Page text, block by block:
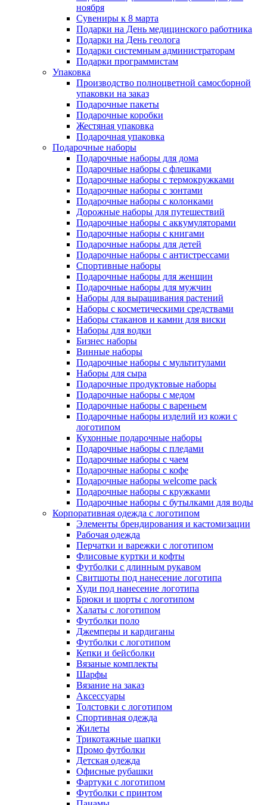
ноября
Сувениры к 8 марта
Подарки на День медицинского работника
Подарки на День геолога
Подарки системным администраторам
Подарки программистам
Упаковка
Производство полноцветной самосборной
упаковки на заказ
Подарочные пакеты
Подарочные коробки
Жестяная упаковка
Подарочная упаковка
Подарочные наборы
Подарочные наборы для дома
Подарочные наборы с флешками
Подарочные наборы с термокружками
Подарочные наборы с зонтами
Подарочные наборы с колонками
Дорожные наборы для путешествий
Подарочные наборы с аккумуляторами
Подарочные наборы с книгами
Подарочные наборы для детей
Подарочные наборы с антистрессами
Спортивные наборы
Подарочные наборы для женщин
Подарочные наборы для мужчин
Наборы для выращивания растений
Наборы с косметическими средствами
Наборы стаканов и камни для виски
Наборы для водки
Бизнес наборы
Винные наборы
Подарочные наборы с мультитулами
Наборы для сыра
Подарочные продуктовые наборы
Подарочные наборы с медом
Подарочные наборы с вареньем
Подарочные наборы изделий из кожи с
логотипом
Кухонные подарочные наборы
Подарочные наборы с пледами
Подарочные наборы с чаем
Подарочные наборы с кофе
Подарочные наборы welcome pack
Подарочные наборы с кружками
Подарочные наборы с бутылками для воды
Корпоративная одежда с логотипом
Элементы брендирования и кастомизации
Рабочая одежда
Перчатки и варежки с логотипом
Флисовые куртки и кофты
Футболки с длинным рукавом
Свитшоты под нанесение логотипа
Худи под нанесение логотипа
Брюки и шорты с логотипом
Халаты с логотипом
Футболки поло
Джемперы и кардиганы
Футболки с логотипом
Кепки и бейсболки
Вязаные комплекты
Шарфы
Вязание на заказ
Аксессуары
Толстовки с логотипом
Спортивная одежда
Жилеты
Трикотажные шапки
Промо футболки
Детская одежда
Офисные рубашки
Фартуки с логотипом
Футболки с принтом